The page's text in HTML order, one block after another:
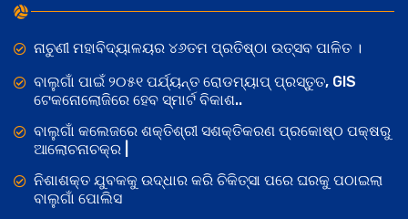
ନାଚୁଣୀ ମହାବିଦ୍ୟାଳୟର ୪୬ତମ ପ୍ରତିଷ୍ଠା ଉତ୍ସବ ପାଳିତ ।
ବାଲୁଗାଁ ପାଇଁ ୨୦୫୧ ପର୍ଯ୍ୟନ୍ତ ରୋଡମ୍ୟାପ୍ ପ୍ରସ୍ତୁତ, GIS
ଟେକନୋଲୋଜିରେ ହେବ ସ୍ମାର୍ଟ ବିକାଶ..
ବାଲୁଗାଁ କଲେଜରେ ଶକ୍ତିଶ୍ରୀ ସଶକ୍ତିକରଣ ପ୍ରକୋଷ୍ଠ ପକ୍ଷରୁ
ଆଲୋଚନାଚକ୍ର |
ନିଶାଶକ୍ତ ଯୁବକକୁ ଉଦ୍ଧାର କରି ଚିକିତ୍ସା ପରେ ଘରକୁ ପଠାଇଲା
ବାଲୁଗାଁ ପୋଲିସ